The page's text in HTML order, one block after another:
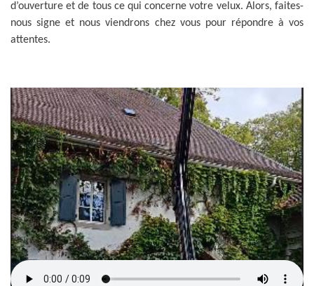
d’ouverture et de tous ce qui concerne votre velux. Alors, faites-
nous signe et nous viendrons chez vous pour répondre à vos
attentes.